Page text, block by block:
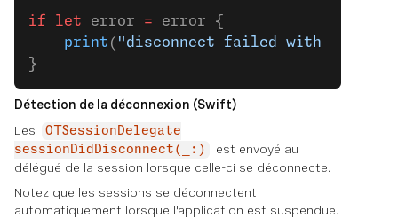
if let error = error {
    print
( "disconnect failed with error:
}
Détection de la déconnexion (Swift)
Les
OTSessionDelegate
sessionDidDisconnect(_:)
est envoyé au
délégué de la session lorsque celle-ci se déconnecte.
Notez que les sessions se déconnectent
automatiquement lorsque l'application est suspendue.